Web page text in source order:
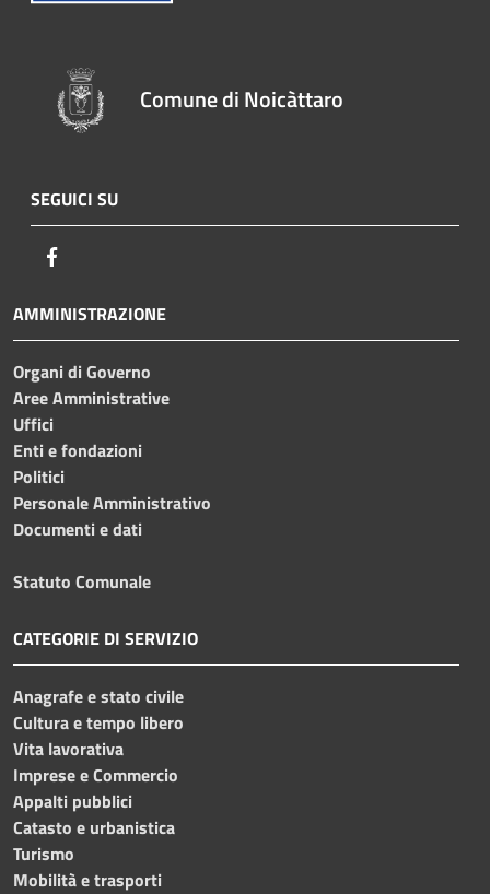
Comune di Noicàttaro
SEGUICI SU
AMMINISTRAZIONE
Organi di Governo
Aree Amministrative
Uffici
Enti e fondazioni
Politici
Personale Amministrativo
Documenti e dati
Statuto Comunale
CATEGORIE DI SERVIZIO
Anagrafe e stato civile
Cultura e tempo libero
Vita lavorativa
Imprese e Commercio
Appalti pubblici
Catasto e urbanistica
Turismo
Mobilità e trasporti